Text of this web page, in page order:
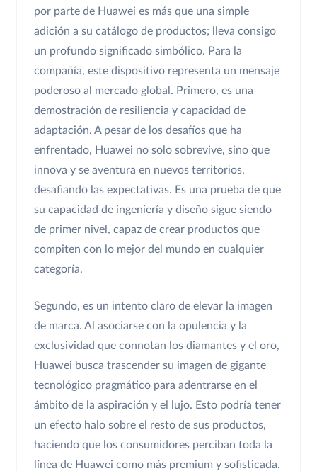
por parte de Huawei es más que una simple
adición a su catálogo de productos; lleva consigo
un profundo significado simbólico. Para la
compañía, este dispositivo representa un mensaje
poderoso al mercado global. Primero, es una
demostración de resiliencia y capacidad de
adaptación. A pesar de los desafíos que ha
enfrentado, Huawei no solo sobrevive, sino que
innova y se aventura en nuevos territorios,
desafiando las expectativas. Es una prueba de que
su capacidad de ingeniería y diseño sigue siendo
de primer nivel, capaz de crear productos que
compiten con lo mejor del mundo en cualquier
categoría.
Segundo, es un intento claro de elevar la imagen
de marca. Al asociarse con la opulencia y la
exclusividad que connotan los diamantes y el oro,
Huawei busca trascender su imagen de gigante
tecnológico pragmático para adentrarse en el
ámbito de la aspiración y el lujo. Esto podría tener
un efecto halo sobre el resto de sus productos,
haciendo que los consumidores perciban toda la
línea de Huawei como más premium y sofisticada.